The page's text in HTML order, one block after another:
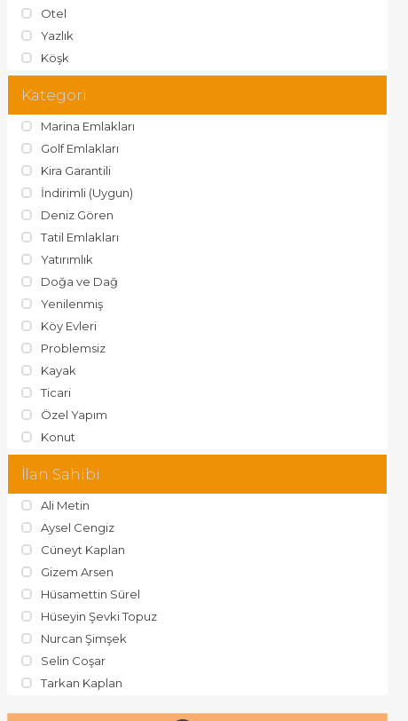
Otel
Yazlık
Köşk
Kategori
Marina Emlakları
Golf Emlakları
Kira Garantili
İndirimli (Uygun)
Deniz Gören
Tatil Emlakları
Yatırımlık
Doğa ve Dağ
Yenilenmiş
Köy Evleri
Problemsiz
Kayak
Ticari
Özel Yapım
Konut
İlan Sahibi
Ali Metin
Aysel Cengiz
Cüneyt Kaplan
Gizem Arsen
Hüsamettin Sürel
Hüseyin Şevki Topuz
Nurcan Şimşek
Selin Coşar
Tarkan Kaplan